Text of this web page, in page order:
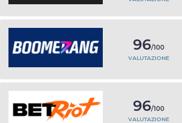
96/100
VALUTAZIONE
96/100
VALUTAZIONE